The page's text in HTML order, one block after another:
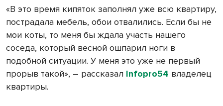
«В это время кипяток заполнял уже всю квартиру,
пострадала мебель, обои отвалились. Если бы не
мои коты, то меня бы ждала участь нашего
соседа, который весной ошпарил ноги в
подобной ситуации. У меня это уже не первый
прорыв такой», ― рассказал Infopro54 владелец
квартиры.